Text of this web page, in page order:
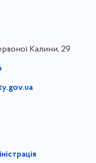
Калини, 29